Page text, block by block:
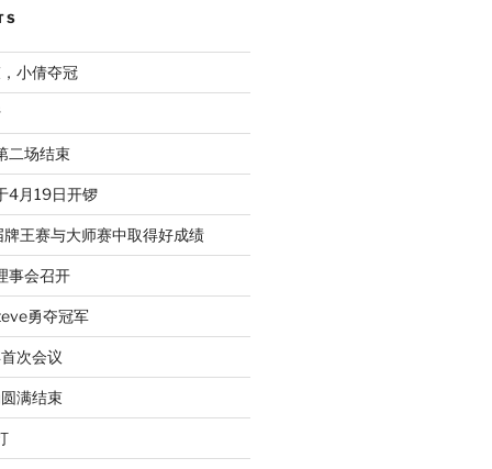
小倩夺冠
二场结束
4月19日开锣
王赛与大师赛中取得好成绩
事会召开
勇夺冠军
次会议
满结束